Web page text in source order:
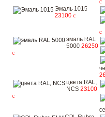
c
Эмаль 1015
23100 c
c
эмаль RAL
5000 26250
c
цвета RAL,
NCS 23100
c